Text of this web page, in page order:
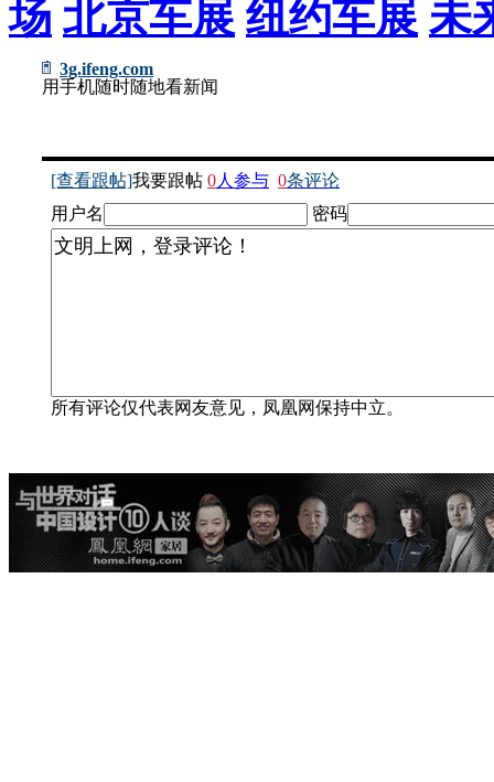
场 北京车展 纽约车展 未
3g.ifeng.com
用手机随时随地看新闻
[查看跟帖]我要跟帖 0人参与 0条评论
用户名
密码
所有评论仅代表网友意见，凤凰网保持中立。